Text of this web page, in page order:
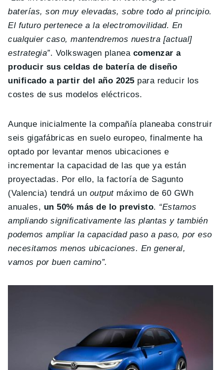
baterías, son muy elevadas, sobre todo al principio.
El futuro pertenece a la electromovilidad. En
cualquier caso, mantendremos nuestra [actual]
estrategia”. Volkswagen planea comenzar a
producir sus celdas de batería de diseño
unificado a partir del año 2025 para reducir los
costes de sus modelos eléctricos.
Aunque inicialmente la compañía planeaba construir
seis gigafábricas en suelo europeo, finalmente ha
optado por levantar menos ubicaciones e
incrementar la capacidad de las que ya están
proyectadas. Por ello, la factoría de Sagunto
(Valencia) tendrá un outputmáximo de 60 GWh
anuales, un 50% más de lo previsto. “Estamos
ampliando significativamente las plantas y también
podemos ampliar la capacidad paso a paso, por eso
necesitamos menos ubicaciones. En general,
vamos por buen camino”.